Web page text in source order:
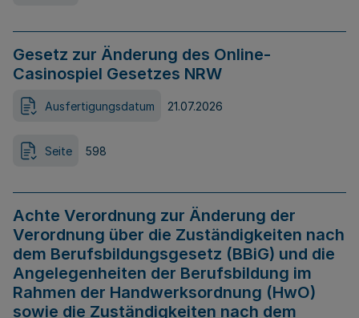
Gesetz zur Änderung des Online-
Casinospiel Gesetzes NRW
Ausfertigungsdatum 21.07.2026
Seite 598
Achte Verordnung zur Änderung der
Verordnung über die Zuständigkeiten nach
dem Berufsbildungsgesetz (BBiG) und die
Angelegenheiten der Berufsbildung im
Rahmen der Handwerksordnung (HwO)
sowie die Zuständigkeiten nach dem